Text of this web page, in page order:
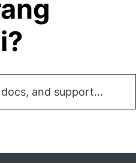
and support...